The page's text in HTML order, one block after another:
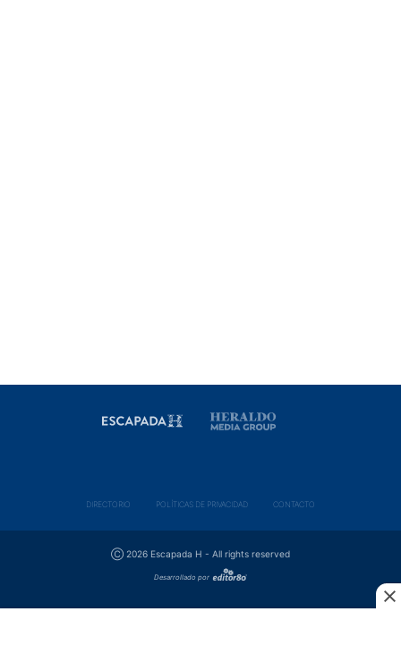
DIRECTORIO POLÍ­TICAS DE PRIVACIDAD CONTACTO
Ⓒ 2026 Escapada H - All rights reserved
Desarrollado por